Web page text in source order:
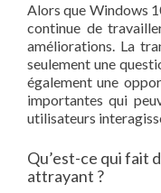
Alors que Windows
continue de
améliorations. La
seulement une
également une
importantes qui
utilisateurs
Qu’est-ce qui fait
attrayant ?